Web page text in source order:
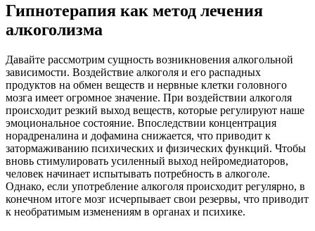
Гипнотерапия как метод лечения
алкоголизма
Давайте рассмотрим сущность возникновения алкогольной
зависимости. Воздействие алкоголя и его распадных
продуктов на обмен веществ и нервные клетки головного
мозга имеет огромное значение. При воздействии алкоголя
происходит резкий выход веществ, которые регулируют наше
эмоциональное состояние. Впоследствии концентрация
норадреналина и дофамина снижается, что приводит к
затормаживанию психических и физических функций. Чтобы
вновь стимулировать усиленный выход нейромедиаторов,
человек начинает испытывать потребность в алкоголе.
Однако, если употребление алкоголя происходит регулярно, в
конечном итоге мозг исчерпывает свои резервы, что приводит
к необратимым изменениям в органах и психике.